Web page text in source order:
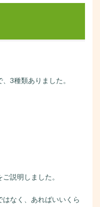
3種類ありました。
説明しました。
なく、あればいいくら